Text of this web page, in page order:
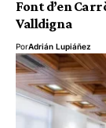
Font d’en
Valldigna
PorAdrián Lupiáñez